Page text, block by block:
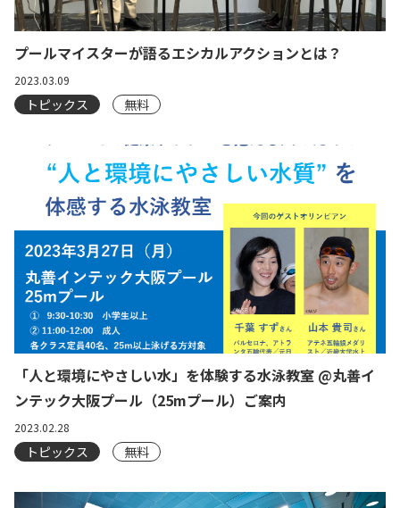
プールマイスターが語るエシカルアクションとは？
2023.03.09
トピックス 無料
「人と環境にやさしい水」を体験する水泳教室 @丸善イ
ンテック大阪プール（25mプール）ご案内
2023.02.28
トピックス 無料